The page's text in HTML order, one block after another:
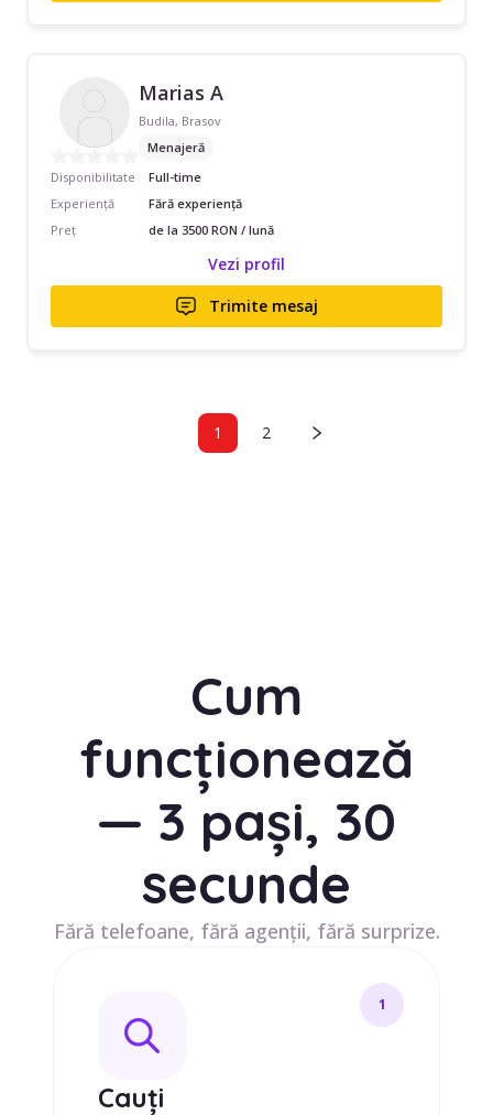
Marias A
Budila, Brasov
Menajeră
Disponibilitate
Full-time
Experiență
Fără experiență
Preț
de la 3500 RON / lună
Vezi profil
Trimite mesaj
1 2
Cum
funcționează
— 3 pași, 30
secunde
Fără telefoane, fără agenții, fără surprize.
1
Cauți